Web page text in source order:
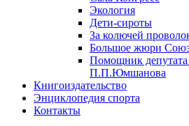
Экология
Дети-сироты
За колючей
Большое жюри
Помощник
П.П.Юмшанова
Книгоиздательство
Энциклопедия спорта
Контакты